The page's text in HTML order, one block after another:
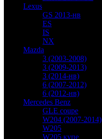
Lexus
GS 2013-нв
ES
IS
NX
Mazda
3 (2003-2008)
3 (2009-2013)
3 (2014-нв)
6 (2007-2012)
6 (2012-нв)
Mercedes Benz
GLE coupe
W204 (2007-2014)
W205
W205 купе